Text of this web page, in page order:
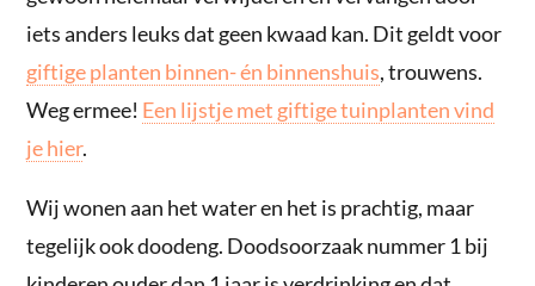
iets anders leuks dat geen kwaad kan. Dit geldt voor
giftige planten binnen- én binnenshuis, trouwens.
Weg ermee! Een lijstje met giftige tuinplanten vind
je hier.
Wij wonen aan het water en het is prachtig, maar
tegelijk ook doodeng. Doodsoorzaak nummer 1 bij